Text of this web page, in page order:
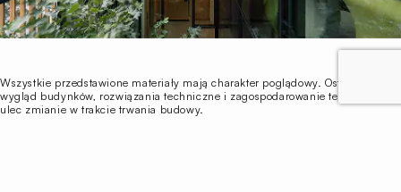
Wszystkie przedstawione materiały mają charakter poglądowy. Ostateczny
wygląd budynków, rozwiązania techniczne i zagospodarowanie terenu może
ulec zmianie w trakcie trwania budowy.